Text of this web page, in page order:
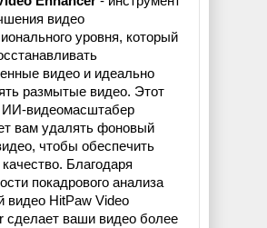
видео
уровня, который
видео и идеально
размытые видео. Этот
видеомасштабер
вам удалять фоновый
чтобы обеспечить
Благодаря
покадрового анализа
видео HitPaw Video
сделает ваши видео более